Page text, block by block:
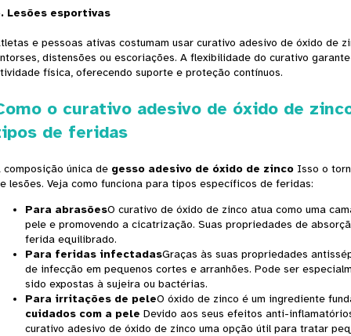
Lesões esportivas
e pessoas ativas costumam usar curativo adesivo de óxido de
distensões ou escoriações. A flexibilidade do curativo
física, oferecendo suporte e proteção contínuos.
o curativo adesivo de óxido de
de feridas
composição única de gesso adesivo de óxido de zinco Isso o
lesões. Veja como funciona para tipos específicos de feridas:
Para abrasõesO curativo de óxido de zinco atua como uma
pele e promovendo a cicatrização. Suas propriedades de
ferida equilibrado.
Para feridas infectadasGraças às suas propriedades
de infecção em pequenos cortes e arranhões. Pode ser
sido expostas à sujeira ou bactérias.
Para irritações de peleO óxido de zinco é um ingrediente
cuidados com a pele Devido aos seus efeitos anti-
curativo adesivo de óxido de zinco uma opção útil para tratar